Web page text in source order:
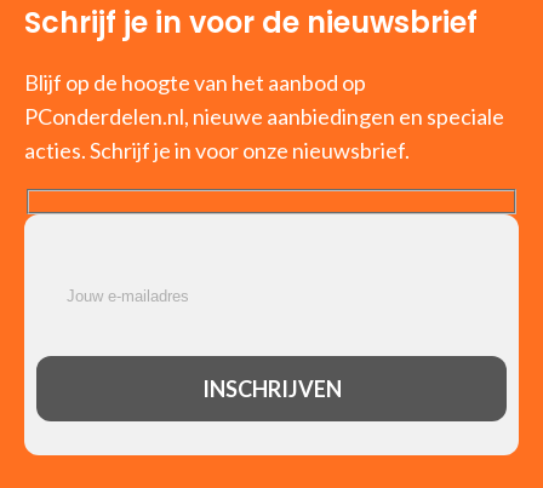
Schrijf je in voor de nieuwsbrief
Blijf op de hoogte van het aanbod op
PConderdelen.nl, nieuwe aanbiedingen en speciale
acties. Schrijf je in voor onze nieuwsbrief.